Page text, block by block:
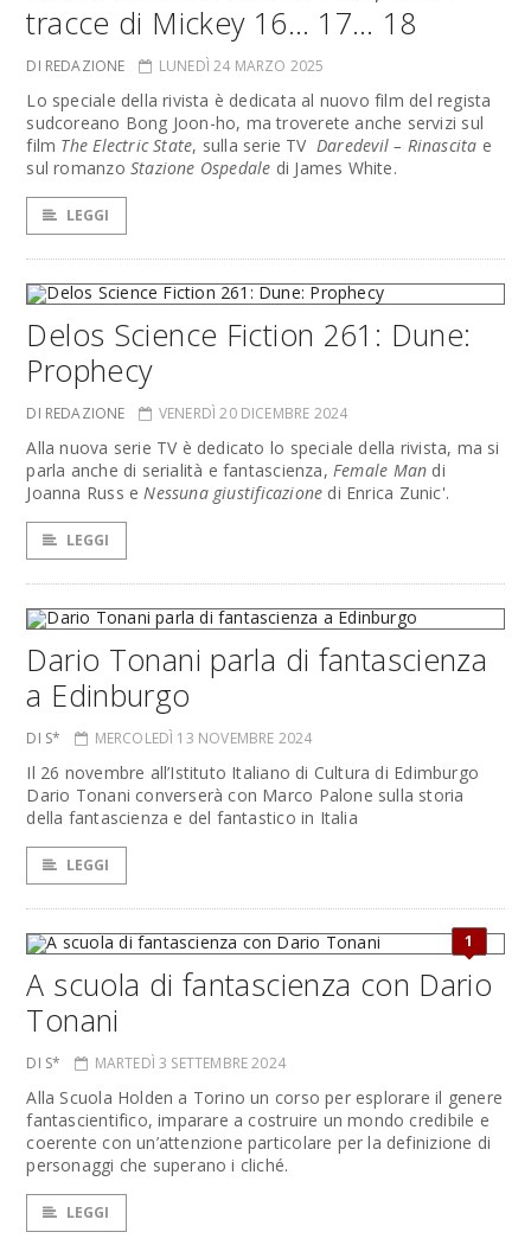
tracce di Mickey 16… 17… 18
DI REDAZIONE LUNEDÌ 24 MARZO 2025
Lo speciale della rivista è dedicata al nuovo film del regista
sudcoreano Bong Joon-ho, ma troverete anche servizi sul
film The Electric State, sulla serie TVDaredevil – Rinascita e
sul romanzo Stazione Ospedale di James White.
LEGGI
Delos Science Fiction 261: Dune:
Prophecy
DI REDAZIONE VENERDÌ 20 DICEMBRE 2024
Alla nuova serie TV è dedicato lo speciale della rivista, ma si
parla anche di serialità e fantascienza,Female Man di
Joanna Russ eNessuna giustificazione di Enrica Zunic'.
LEGGI
Dario Tonani parla di fantascienza
a Edinburgo
DI S* MERCOLEDÌ 13 NOVEMBRE 2024
Il 26 novembre all’Istituto Italiano di Cultura di Edimburgo
Dario Tonani converserà con Marco Palone sulla storia
della fantascienza e del fantastico in Italia
LEGGI
1
A scuola di fantascienza con Dario
Tonani
DI S* MARTEDÌ 3 SETTEMBRE 2024
Alla Scuola Holden a Torino un corso per esplorare il genere
fantascientifico, imparare a costruire un mondo credibile e
coerente con un’attenzione particolare per la definizione di
personaggi che superano i cliché.
LEGGI